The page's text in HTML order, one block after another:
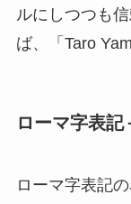
ルにしつつも
ば、「Taro
ローマ字表記
ローマ字表記